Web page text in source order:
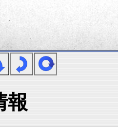
報